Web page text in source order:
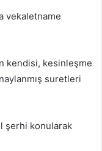
vekaletname
kendisi, kesinleşme
suretleri
şerhi konularak